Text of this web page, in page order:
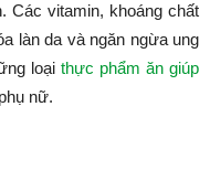
Các vitamin, khoáng chất
làn da và ngăn ngừa ung
loại thực phẩm ăn giúp
nữ.